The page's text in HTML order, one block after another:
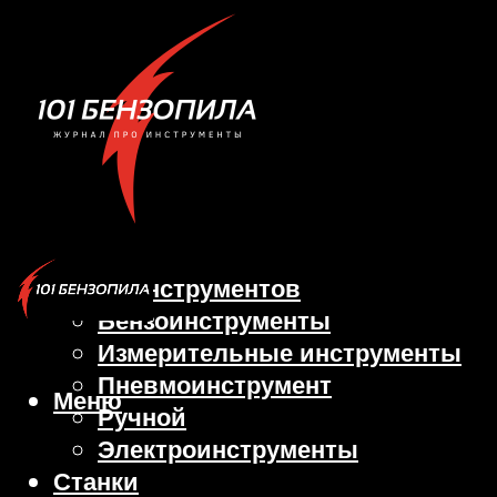
Виды инструментов
Бензоинструменты
Измерительные инструменты
Пневмоинструмент
Ручной
Электроинструменты
Станки
Меню